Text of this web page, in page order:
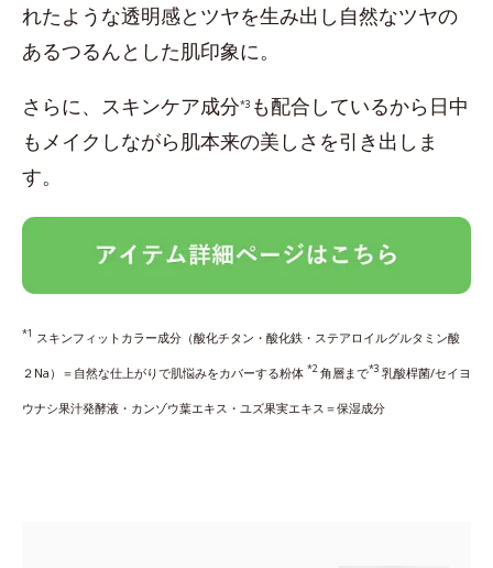
れたような透明感とツヤを生み出し自然なツヤの
あるつるんとした肌印象に。
さらに、スキンケア成分*3 も配合しているから日中
もメイクしながら肌本来の美しさを引き出しま
す。
*1 スキンフィットカラー成分（酸化チタン・酸化鉄・ステアロイルグルタミン酸
２Na）＝自然な仕上がりで肌悩みをカバーする粉体 *2 角層まで*3 乳酸桿菌/セイヨ
ウナシ果汁発酵液・カンゾウ葉エキス・ユズ果実エキス＝保湿成分